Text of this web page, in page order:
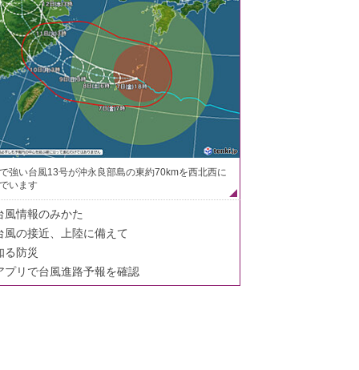
強い台風13号が沖永良部島の東約70kmを西北西に
います
風情報のみかた
風の接近、上陸に備えて
る防災
プリで台風進路予報を確認